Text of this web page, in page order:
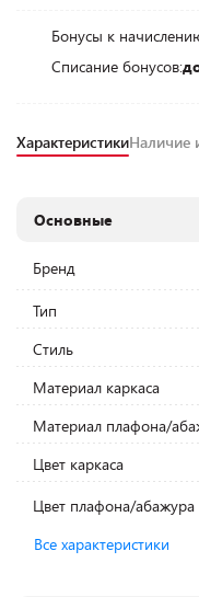
Бонусы к
Списание бонусов:
ХарактеристикиНаличие
Основные
Бренд
Тип
Стиль
Материал каркаса
Материал плафона/
Цвет каркаса
Цвет плафона/абажура
Все характеристики